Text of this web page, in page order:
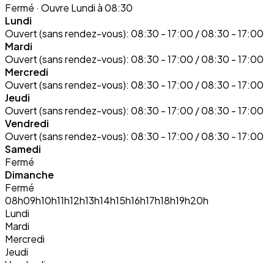
Fermé · Ouvre Lundi à 08:30
Lundi
Ouvert (sans rendez-vous): 08:30 - 17:00 / 08:30 - 17:00
Mardi
Ouvert (sans rendez-vous): 08:30 - 17:00 / 08:30 - 17:00
Mercredi
Ouvert (sans rendez-vous): 08:30 - 17:00 / 08:30 - 17:00
Jeudi
Ouvert (sans rendez-vous): 08:30 - 17:00 / 08:30 - 17:00
Vendredi
Ouvert (sans rendez-vous): 08:30 - 17:00 / 08:30 - 17:00
Samedi
Fermé
Dimanche
Fermé
08h09h10h11h12h13h14h15h16h17h18h19h20h
Lundi
Mardi
Mercredi
Jeudi